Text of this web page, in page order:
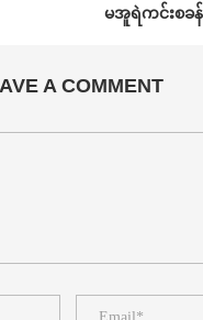
မအူရဲကင်းစခ
A COMMENT